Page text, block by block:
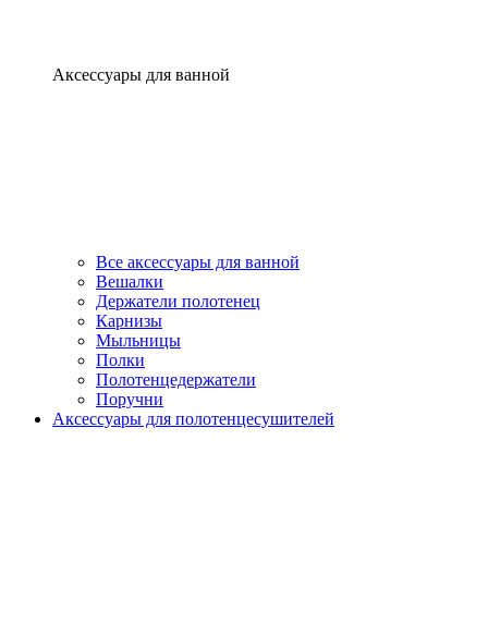
Аксессуары для ванной
Все аксессуары для ванной
Вешалки
Держатели полотенец
Карнизы
Мыльницы
Полки
Полотенцедержатели
Поручни
Аксессуары для полотенцесушителей